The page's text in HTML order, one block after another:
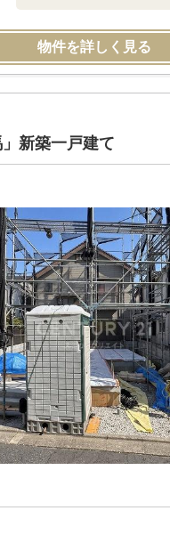
物件を詳しく見る
」新築一戸建て